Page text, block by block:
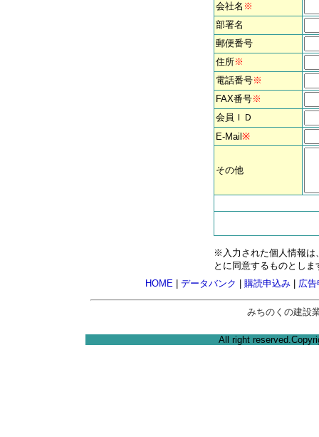
会社名 ※
部署名
郵便番号
住所※
電話番号※
FAX番号※
会員ＩＤ
E-Mail ※
その他
※入力された個人情報は
とに同意するものとしま
HOME| データバンク 購読申込み| 広
みちのくの建設
All right